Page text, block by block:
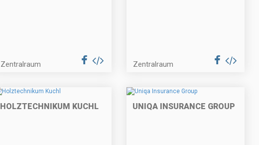
Zentralraum Zentralraum
HOLZTECHNIKUM KUCHL UNIQA INSURANCE GROUP